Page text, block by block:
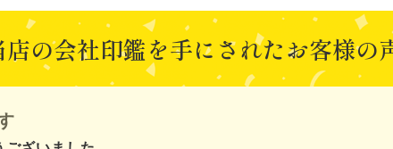
店の会社印鑑を手にされたお客様の